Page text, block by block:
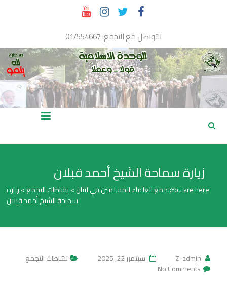
للتواصل مع التجمع: 01/554667
تجمع
العلماء
المسلمين
في
زيارة سماحة الشيخ أحمد قبلان
You are here:تجمع العلماء المسلمين في لبنان>نشاطات التجمع>زيارة
سماحة الشيخ أحمد قبلان
Z-admin سبتمبر 22, 2025
نشاطات التجمع
No Comments